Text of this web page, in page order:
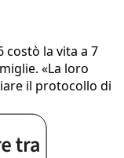
costò la vita a 7
«La loro
il protocollo di